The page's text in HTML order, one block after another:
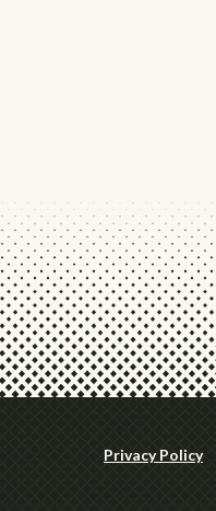
Privacy Policy